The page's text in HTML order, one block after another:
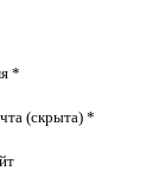
*
(скрыта) *